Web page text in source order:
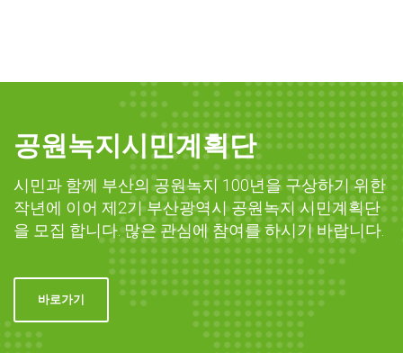
공원녹지시민계획단
시민과 함께 부산의 공원녹지 100년을 구상하기 위한
작년에 이어 제2기 부산광역시 공원녹지 시민계획단
을 모집 합니다. 많은 관심에 참여를 하시기 바랍니다.
바로가기